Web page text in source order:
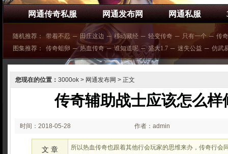
网通传奇私服 网通发布网 网通私服
随机推荐： 带着不忍 ─ 田庄这边 ─ 移动藏经 ─ 轻变传奇 ─ 只有一个 ─ 传
图集推荐：
传奇蛆卵 ─ 热血传奇 ─ 谁知道呢 ─ 盛大1.7 ─ 迷失公益 ─ 仿武
您现在的位置： 3000ok > 网通发布网 > 正文
传奇辅助战士应该怎么样
时间：2018-05-28
03:05
作者：admin
文 章
所以热血传奇也跟着其他行会玩家的思维来办，传奇行会